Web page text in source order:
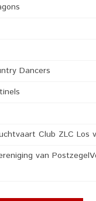
Dancers
Club ZLC Los
van